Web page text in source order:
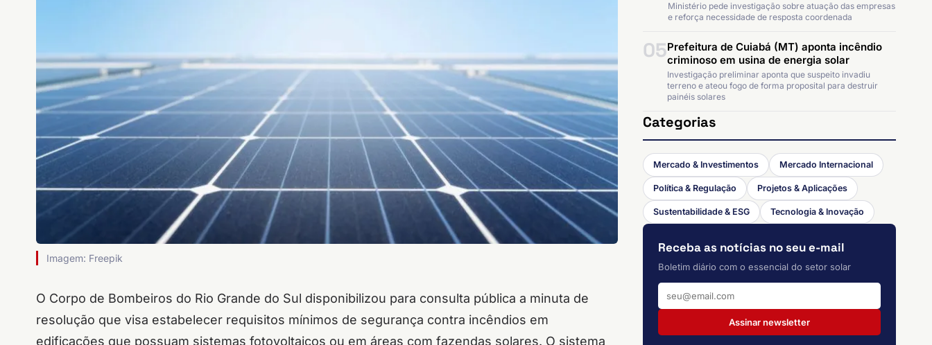
Imagem: Freepik
O Corpo de Bombeiros do Rio Grande do Sul disponibilizou para consulta pública a minuta de
resolução que visa estabelecer requisitos mínimos de segurança contra incêndios em
edificações que possuam sistemas fotovoltaicos ou em áreas com fazendas solares. O sistema
Ministério pede investigação sobre atuação das empresas
e reforça necessidade de resposta coordenada
05Prefeitura de Cuiabá (MT) aponta incêndio
criminoso em usina de energia solar
Investigação preliminar aponta que suspeito invadiu
terreno e ateou fogo de forma proposital para destruir
painéis solares
Categorias
Mercado & Investimentos Mercado Internacional
Política & Regulação Projetos & Aplicações
Sustentabilidade & ESG Tecnologia & Inovação
Receba as notícias no seu e-mail
Boletim diário com o essencial do setor solar
Assinar newsletter